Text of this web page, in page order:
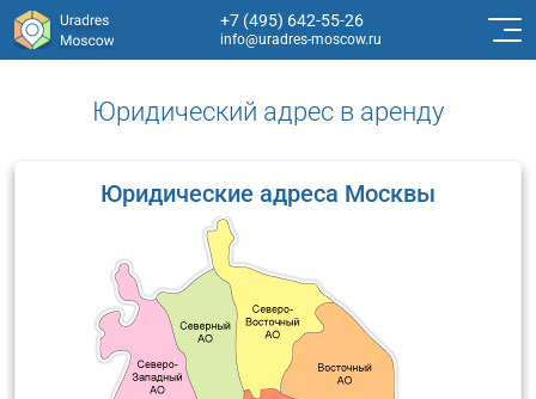
+7 (495) 642-55-26
info@uradres-moscow.ru
Юридический адрес в аренду
Юридические адреса Москвы